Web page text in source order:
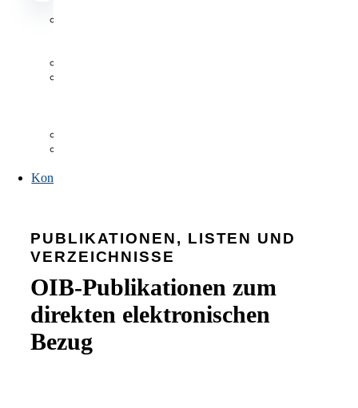
Kontakt
PUBLIKATIONEN, LISTEN UND
VERZEICHNISSE
OIB-Publikationen zum
direkten elektronischen
Bezug